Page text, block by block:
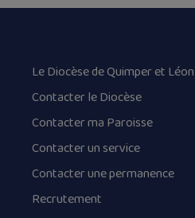
Le Diocèse de Quimper et Léon
Contacter le Diocèse
Contacter ma Paroisse
Contacter un service
Contacter une permanence
Recrutement